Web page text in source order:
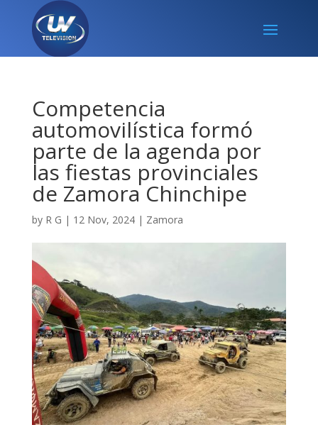
Competencia
automovilística formó
parte de la agenda por
las fiestas provinciales
de Zamora Chinchipe
by R G | 12 Nov, 2024| Zamora